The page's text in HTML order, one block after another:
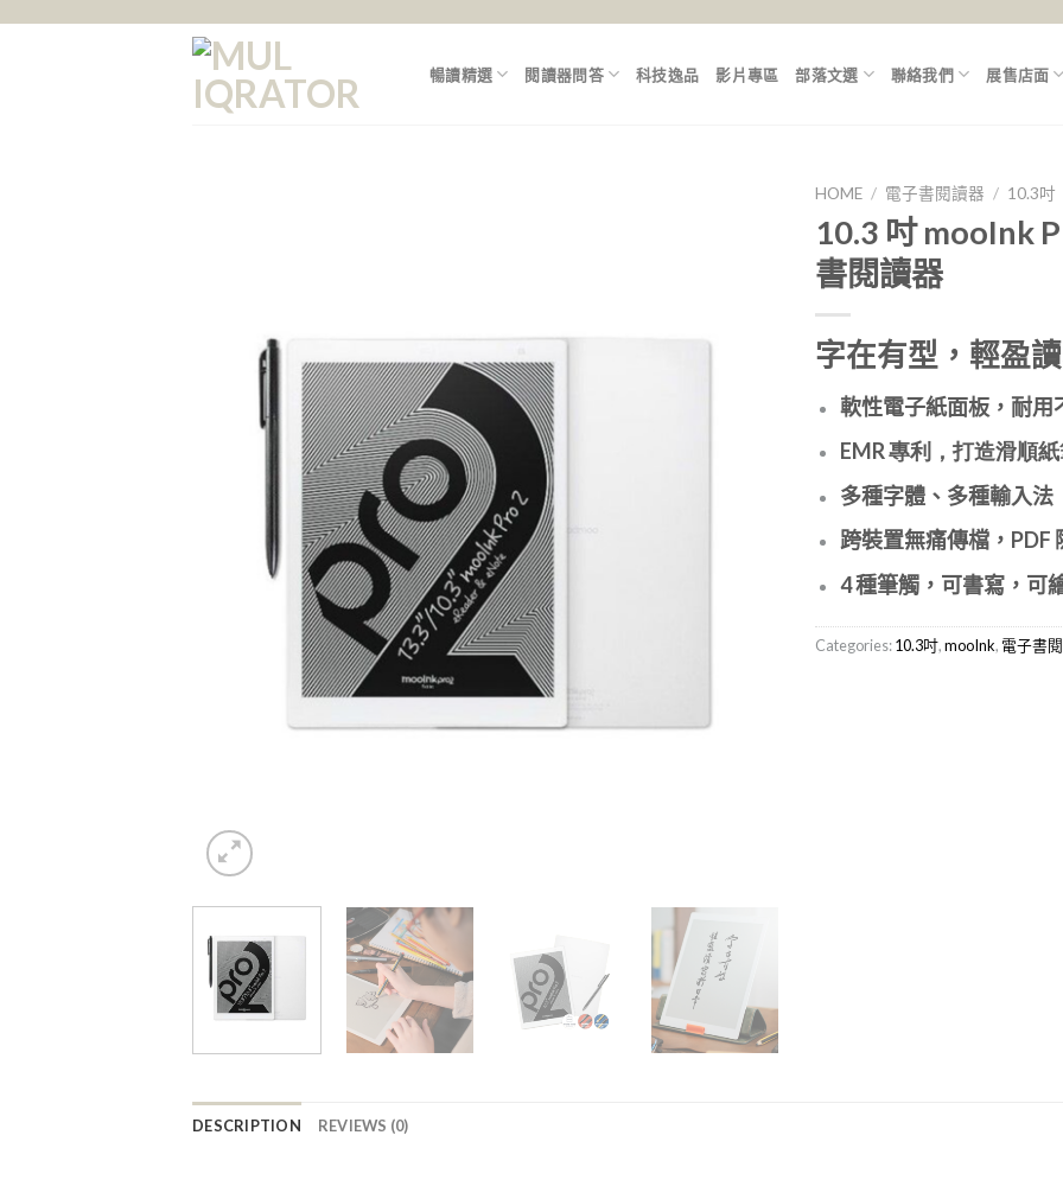
暢讀精選 閱讀器問答 科技逸品 影片專區 部落文選 聯絡我們 展售店面
HOME / 電子書閱讀器 / 10.3吋
10.3 吋 mooInk
書閱讀器
字在有型， 輕盈
軟性電子紙面板，耐用
EMR 專利，打造滑順
多種字體、多種輸入法
跨裝置無痛傳檔， PDF
4種筆觸，可書寫，可
Categories:10.3吋,mooInk, 電子書
DESCRIPTION REVIEWS (0)